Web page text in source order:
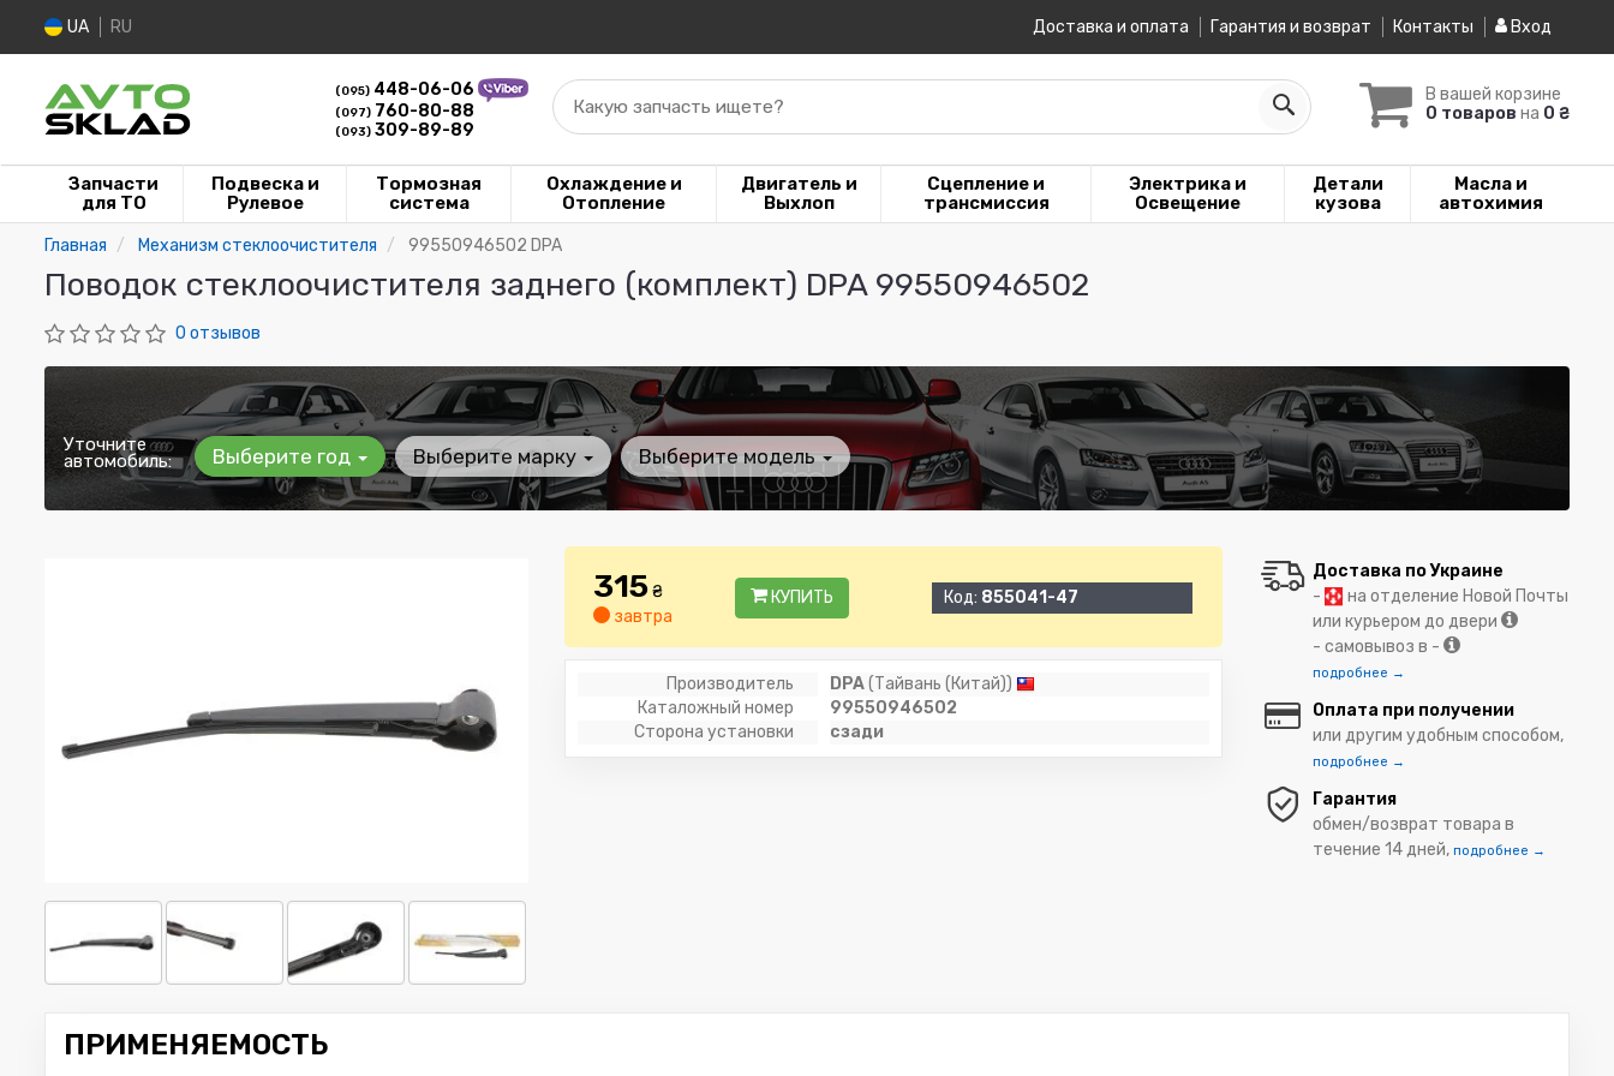
UA RU Доставка и оплата Гарантия и возврат Контакты Вход
(095) 448-06-06
(097) 760-80-88
(093) 309-89-89
В вашей корзине
0 товаров на 0 ₴
Какую запчасть ищете?
Запчасти
для ТО
Подвеска и
Рулевое
Тормозная
система
Охлаждение и
Отопление
Двигатель и
Выхлоп
Сцепление и
трансмиссия
Электрика и
Освещение
Детали
кузова
Масла и
автохимия
Главная Механизм стеклоочистителя 99550946502 DPA
Поводок стеклоочистителя заднего (комплект) DPA 99550946502
0 отзывов
Уточните
автомобиль: Выберите год Выберите марку Выберите модель
315₴
завтра
КУПИТЬ Код: 855041-47
Производитель DPA(Тайвань (Китай))
Каталожный номер
99550946502
Сторона установки
сзади
Доставка по Украине
-
на отделение Новой Почты
или курьером до двери
- самовывоз в -
подробнее →
Оплата при получении
или другим удобным способом,
подробнее →
Гарантия
обмен/возврат товара в
течение 14 дней,подробнее →
ПРИМЕНЯЕМОСТЬ